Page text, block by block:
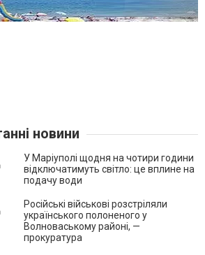
новини
У Маріуполі щодня на чотири години
відключатимуть світло: це вплине на
подачу води
Російські військові розстріляли
українського полоненого у
Волноваському районі, —
прокуратура